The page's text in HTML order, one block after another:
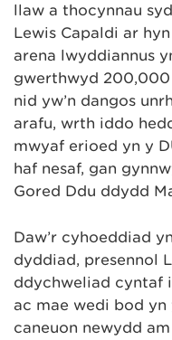
llaw a thocynnau
Lewis Capaldi ar
arena lwyddiannus
gwerthwyd 200,000
nid yw’n dangos
arafu, wrth iddo
mwyaf erioed yn y
haf nesaf, gan
Gored Ddu ddydd
Daw’r cyhoeddiad
dyddiad, presennol
ddychweliad cyntaf
ac mae wedi bod
caneuon newydd